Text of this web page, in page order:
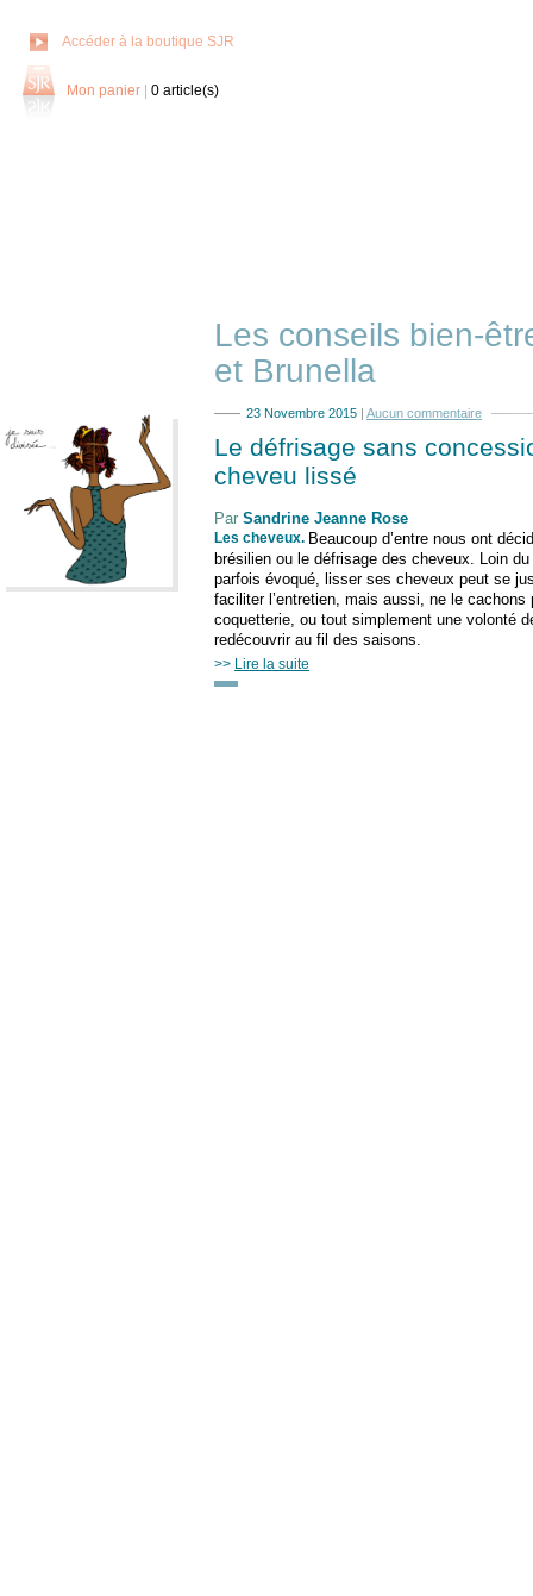
Accéder à la boutique SJR
Mon panier 0 article(s)
Les conseils bien-
et Brunella
23 Novembre 2015 | Aucun commentaire
Le défrisage sans
cheveu lissé
Par Sandrine Jeanne Rose
Les cheveux. Beaucoup d’entre nous ont
brésilien ou le défrisage des cheveux. Loin
parfois évoqué, lisser ses cheveux peut se
faciliter l’entretien, mais aussi, ne le cachons
coquetterie, ou tout simplement une volonté
redécouvrir au fil des saisons.
>> Lire la suite